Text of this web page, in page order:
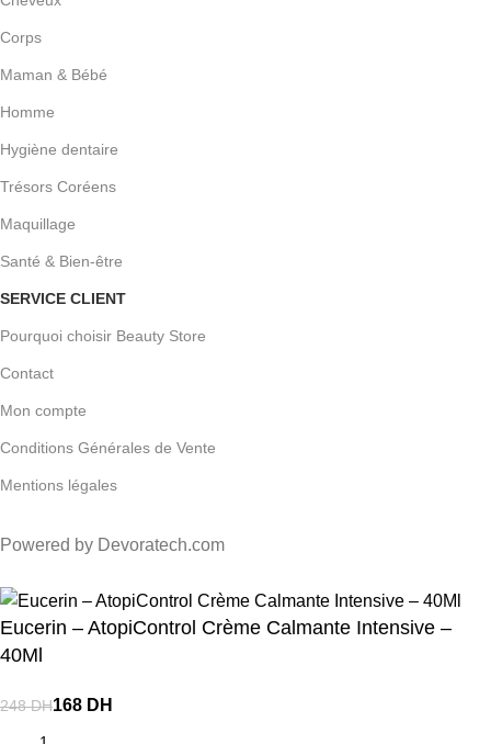
Corps
Maman & Bébé
Homme
Hygiène dentaire
Trésors Coréens
Maquillage
Santé & Bien-être
SERVICE CLIENT
Pourquoi choisir Beauty Store
Contact
Mon compte
Conditions Générales de Vente
Mentions légales
Powered by Devoratech.com
Eucerin – AtopiControl Crème Calmante Intensive –
40Ml
DH DH